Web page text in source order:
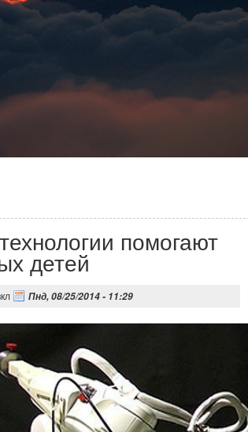
помогают
детей
Пнд, 08/25/2014 - 11:29